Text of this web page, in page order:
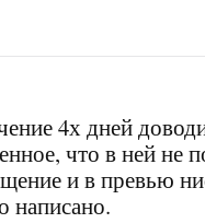
4х дней
что в ней не
и в превью
написано.